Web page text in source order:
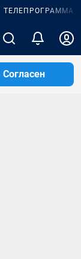
ТЕЛЕПРОГРАММА
Согласен